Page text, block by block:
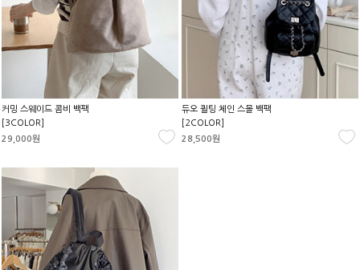
커밍 스웨이드 콤비 백팩
[3COLOR]
29,000원
듀오 퀼팅 체인 스몰 백팩
[2COLOR]
28,500원